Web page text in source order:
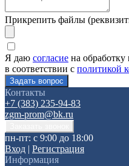
Прикрепить файлы
Я даю согласие на
в соответствии с политикой
Контакты
+7 (383) 235-94-83
zgm-prom@bk.ru
пн-пт: с 9:00 до 18:00
Вход | Регистрация
Информация